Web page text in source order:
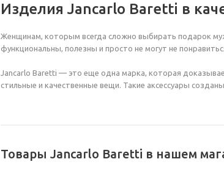
Изделия Jancarlo Baretti в
Женщинам, которым всегда сложно выбирать подарок
функциональны, полезны и просто не могут не
Jancarlo Baretti — это еще одна марка, которая
стильные и качественные вещи. Такие аксессуары
Товары Jancarlo Baretti в нашем